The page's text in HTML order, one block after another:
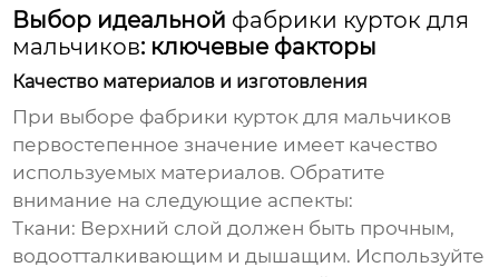
Выбор идеальной фабрики курток для
мальчиков: ключевые факторы
Качество материалов и изготовления
При выборе фабрики курток для мальчиков
первостепенное значение имеет качество
используемых материалов. Обратите
внимание на следующие аспекты:
Ткани: Верхний слой должен быть прочным,
водоотталкивающим и дышащим. Используйте